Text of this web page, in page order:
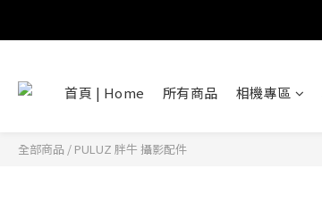
首頁 | Home 所有商品 相機專區
全部商品 / PULUZ 胖牛 攝影配件